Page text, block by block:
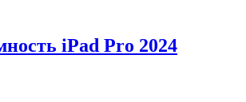
iPad Pro 2024